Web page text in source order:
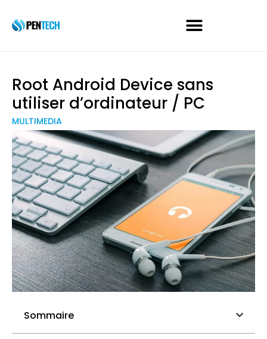
Root Android Device sans
utiliser d’ordinateur / PC
MULTIMEDIA
Sommaire